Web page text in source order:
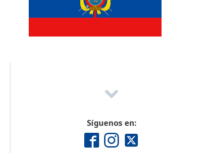
Síguenos en: